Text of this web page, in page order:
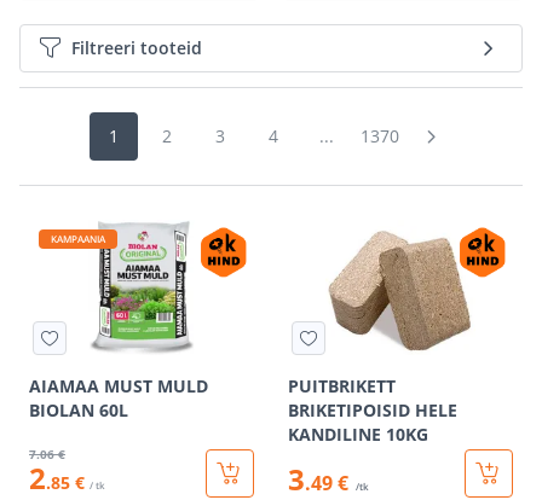
Filtreeri tooteid
1 2 3 4 ... 1370
KAMPAANIA
AIAMAA MUST MULD
BIOLAN 60L
7.06 €
2.85 € / tk
PUITBRIKETT
BRIKETIPOISID HELE
KANDILINE 10KG
3.49 € /tk